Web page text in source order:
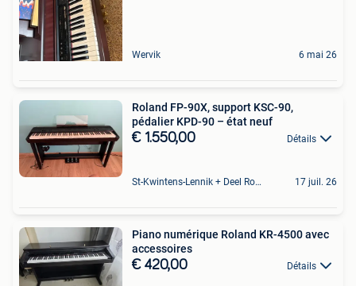
Wervik 6 mai 26
Roland FP-90X, support KSC-90,
pédalier KPD-90 – état neuf
€ 1.550,00 Détails
St-Kwintens-Lennik + Deel Roosdaal 17 juil. 26
Piano numérique Roland KR-4500 avec
accessoires
€ 420,00 Détails